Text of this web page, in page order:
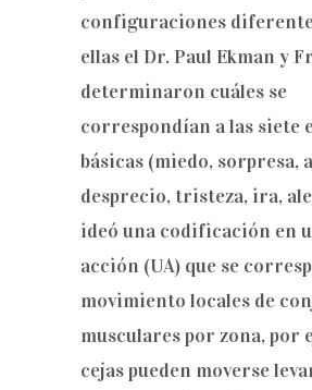
configuraciones
ellas el Dr. Paul Ekman y
determinaron cuáles se
correspondían a las siete
básicas (miedo, sorpresa,
desprecio, tristeza, ira,
ideó una codificación en
acción (UA) que se
movimiento locales de
musculares por zona, por
cejas pueden moverse